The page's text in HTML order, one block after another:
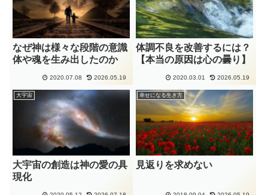
なぜ神は様々な段階の意識
体や魂を生み出したのか
2020.07.08 2026.05.19
体調不良を改善するには？
【本当の原因は心の曇り】
2020.03.01 2026.05.19
大宇宙
大宇宙の創造は神の愛の具
現化
幸せになる生き方
見返りを求めない